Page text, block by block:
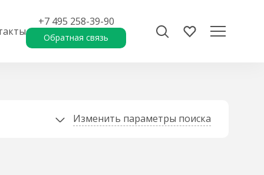
+7 495 258-39-90
Обратная связь
Изменить параметры поиска